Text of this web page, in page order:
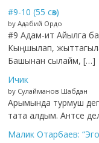
#9-10 (55 сөз)
by Адабий Ордо
#9 Адам-ит Айылга
Кыңшылап,
Башынан сылайм, […]
Ичик
by Сулайманов Шабдан
Арымында турмуш
тата алдым. Антсе
Малик Отарбаев: